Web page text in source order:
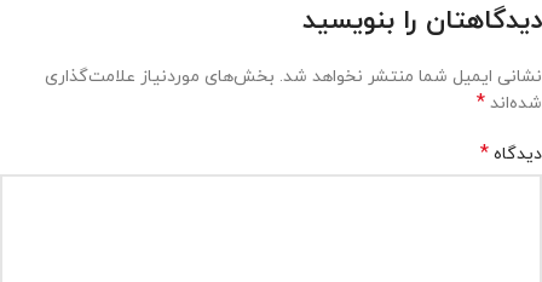
دیدگاهتان را بنویسید
نشانی ایمیل شما منتشر نخواهد شد. بخش‌های موردنیاز علامت‌گذاری
شده‌اند *
دیدگاه *